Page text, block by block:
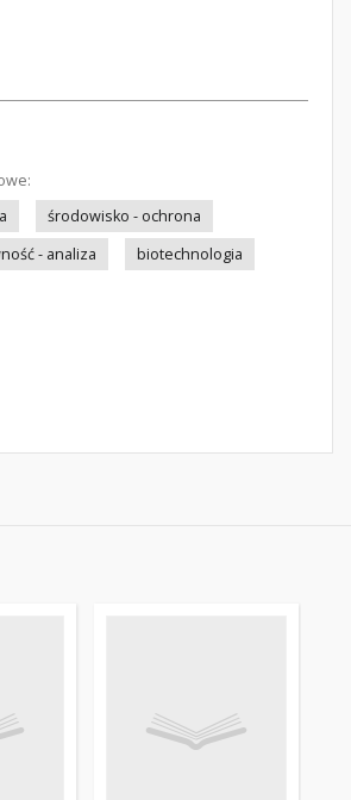
środowisko - ochrona
- analiza biotechnologia